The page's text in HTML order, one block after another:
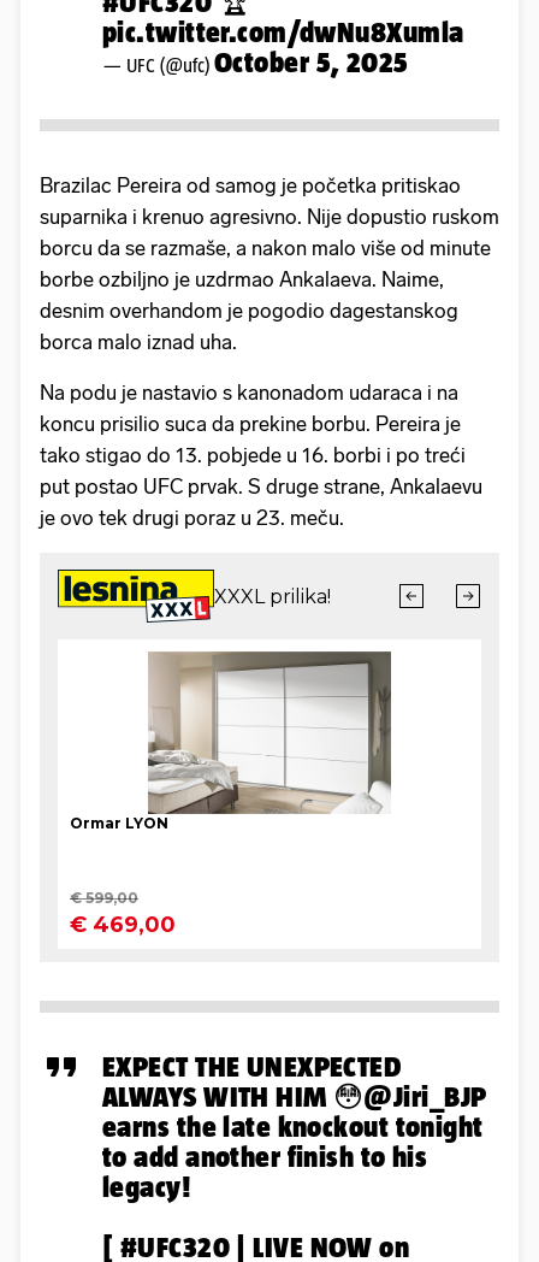
pic.twitter.com/dwNu8Xumla
— UFC (@ufc) October 5, 2025
Brazilac Pereira od samog je početka pritiskao
suparnika i krenuo agresivno. Nije dopustio ruskom
borcu da se razmaše, a nakon malo više od minute
borbe ozbiljno je uzdrmao Ankalaeva. Naime,
desnim overhandom je pogodio dagestanskog
borca malo iznad uha.
Na podu je nastavio s kanonadom udaraca i na
koncu prisilio suca da prekine borbu. Pereira je
tako stigao do 13. pobjede u 16. borbi i po treći
put postao UFC prvak. S druge strane, Ankalaevu
je ovo tek drugi poraz u 23. meču.
EXPECT THE UNEXPECTED
ALWAYS WITH HIM 😳@Jiri_BJP
earns the late knockout tonight
to add another finish to his
legacy!
[ #UFC320| LIVE NOW on